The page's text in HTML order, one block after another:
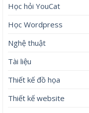
Học hỏi YouCat
Học Wordpress
Nghệ thuật
Tài liệu
Thiết kế đồ họa
Thiết kế website